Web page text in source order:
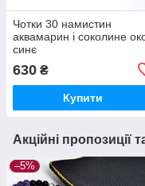
Чотки 30 намистин
аквамарин і соколине
синє
630 ₴
Купити
Акційні пропозиції
–5%